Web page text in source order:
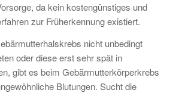
da kein kostengünstiges und
zur Früherkennung existiert.
nicht unbedingt
oder diese erst sehr spät in
gibt es beim Gebärmutterkörperkrebs
Blutungen. Sucht die